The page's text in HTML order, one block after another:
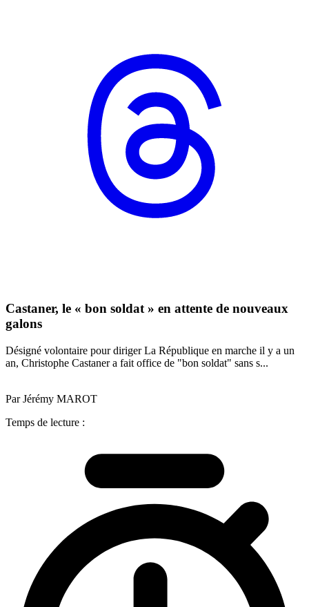
Castaner, le « bon soldat » en attente de nouveaux
galons
Désigné volontaire pour diriger La République en marche il y a un
an, Christophe Castaner a fait office de "bon soldat" sans s...
Par Jérémy MAROT
Temps de lecture :